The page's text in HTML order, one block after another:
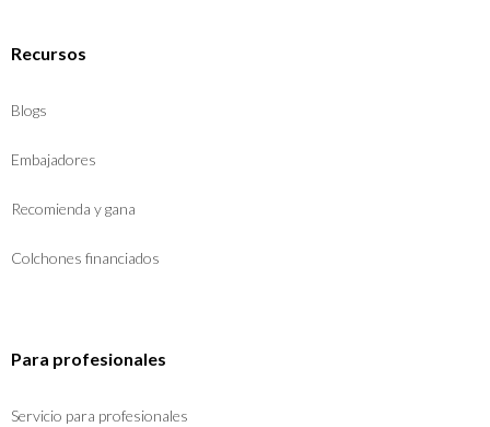
Recursos
Blogs
Embajadores
Recomienda y gana
Colchones financiados
Para profesionales
Servicio para profesionales